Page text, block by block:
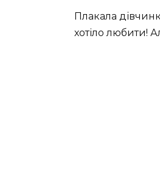
Плакала
хотіло любити!